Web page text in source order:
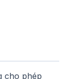
cho phép